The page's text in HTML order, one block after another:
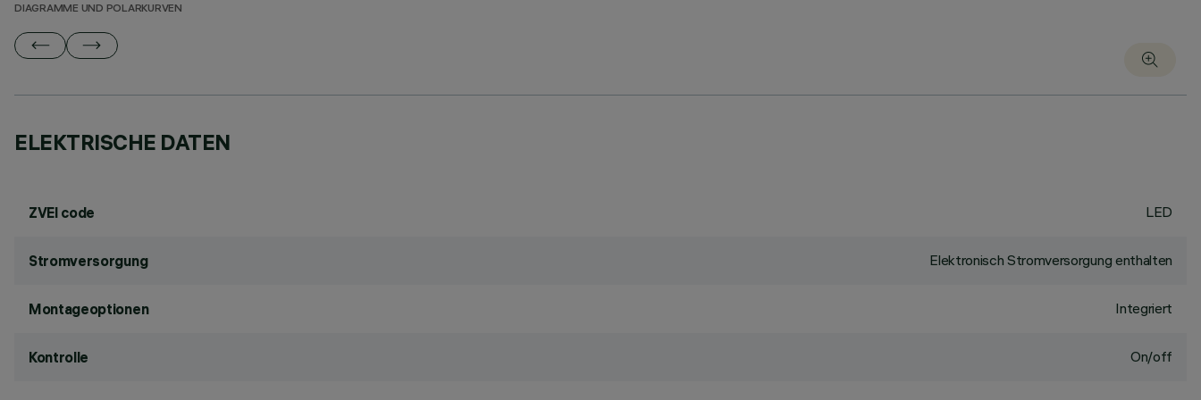
DIAGRAMME UND POLARKURVEN
ELEKTRISCHE DATEN
ZVEI code LED
Stromversorgung Elektronisch Stromversorgung enthalten
Montageoptionen Integriert
Kontrolle On/off